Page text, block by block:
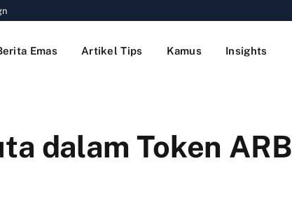
Emas Artikel Tips Kamus Insights
dalam Token ARB